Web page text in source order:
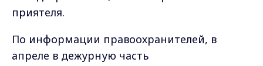
приятеля.
По информации правоохранителей, в
апреле в дежурную часть